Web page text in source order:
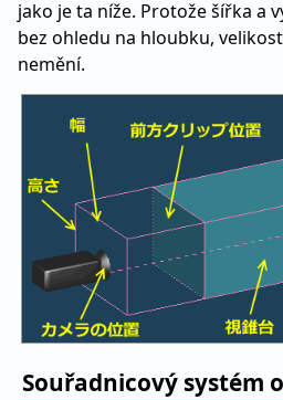
jako je ta níže. Protože šířka a
bez ohledu na hloubku,
nemění.
Souřadnicový systém